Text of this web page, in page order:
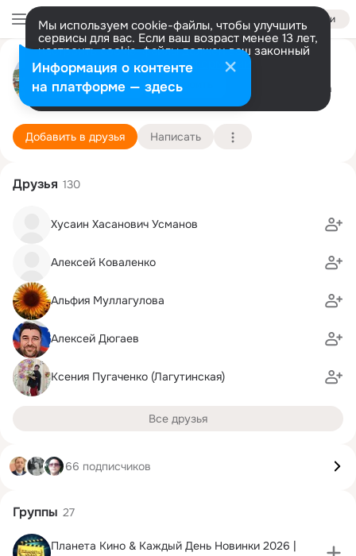
Войти
Мы используем cookie-файлы, чтобы улучшить
сервисы для вас. Если ваш возраст менее 13 лет,
настроить cookie-файлы должен ваш законный
представитель. Больше информации
Разрешить все Настроить
Александр Самойлов
Краснодар 31 августа (49 лет)
2 школа
Подробнее
Добавить в друзья Написать
Друзья 130
Хусаин Хасанович Усманов
Алексей Коваленко
Альфия Муллагулова
Алексей Дюгаев
Ксения Пугаченко (Лагутинская)
Все друзья
66 подписчиков
Группы 27
Планета Кино & Каждый День Новинки 2026 |
Информация о контенте
на платформе — здесь